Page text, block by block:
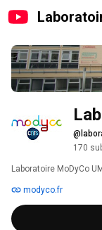
170
Laboratoire MoDyCo
modyco.fr